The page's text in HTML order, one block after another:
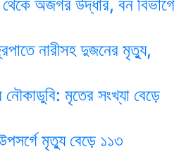
থেকে অজগর উদ্ধার, বন বিভাগে
নারীসহ দুজনের মৃত্যু,
নৌকাডুবি: মৃতের সংখ্যা বেড়ে
মৃত্যু বেড়ে ১১৩